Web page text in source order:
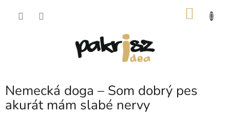
Nemecká doga – Som dobrý pes
akurát mám slabé nervy